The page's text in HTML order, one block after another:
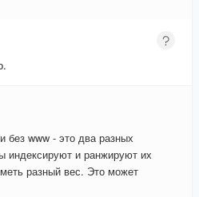
без www - это два разных
индексируют и ранжируют их
разный вес. Это может